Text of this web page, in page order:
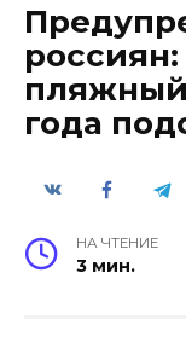
пляжный
года
НА ЧТЕНИЕ
3 мин.